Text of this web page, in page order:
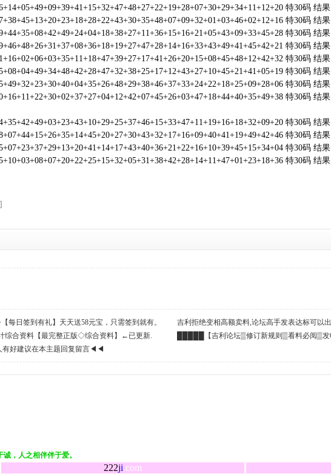
特30码 结果
特30码 结果
特30码 结果
特30码 结果
特30码 结果
特30码 结果
特30码 结果
特30码 结果
特30码 结果
特30码 结果
特30码 结果
特30码 结果
每日签到有礼】天天送58元宝，只需签到就有。
吉利拒绝变相高额卖料,论坛高手发表达标可以
民币!支持高手→打赏６元宝起
综合资料【最完整正版◇综合资料】←已更新.
█████【吉利论坛▒修订新规则▒看料必阅▒
好建议在本主题回复留言◀◀
，人之相伴伴于爱。
222ji.com